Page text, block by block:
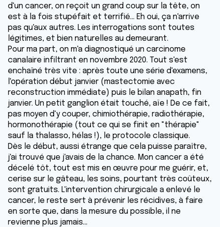
d'un cancer, on reçoit un grand coup sur la tête, on
est à la fois stupéfait et terrifié... Eh oui, ça n'arrive
pas qu'aux autres. Les interrogations sont toutes
légitimes, et bien naturelles au demeurant.
Pour ma part, on m'a diagnostiqué un carcinome
canalaire infiltrant en novembre 2020. Tout s'est
enchaîné très vite : après toute une série d'examens,
l'opération début janvier (mastectomie avec
reconstruction immédiate) puis le bilan anapath, fin
janvier. Un petit ganglion était touché, aïe ! De ce fait,
pas moyen d'y couper, chimiothérapie, radiothérapie,
hormonothérapie (tout ce qui se finit en "thérapie"
sauf la thalasso, hélas !), le protocole classique.
Dès le début, aussi étrange que cela puisse paraître,
j'ai trouvé que j'avais de la chance. Mon cancer a été
décelé tôt, tout est mis en œuvre pour me guérir, et,
cerise sur le gâteau, les soins, pourtant très coûteux,
sont gratuits. L'intervention chirurgicale a enlevé le
cancer, le reste sert à prévenir les récidives, à faire
en sorte que, dans la mesure du possible, il ne
revienne plus jamais...